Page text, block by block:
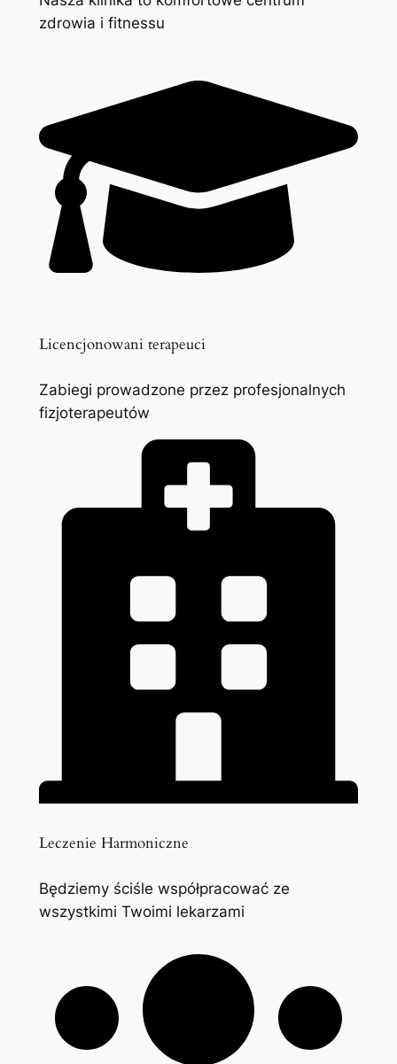
zdrowia i fitnessu
Licencjonowani terapeuci
Zabiegi prowadzone przez profesjonalnych
fizjoterapeutów
Leczenie Harmoniczne
Będziemy ściśle współpracować ze
wszystkimi Twoimi lekarzami